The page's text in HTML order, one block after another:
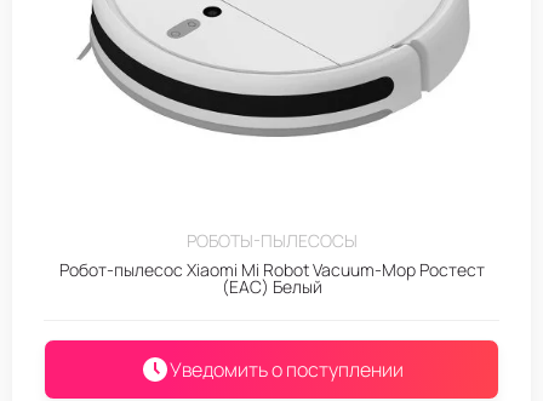
РОБОТЫ-ПЫЛЕСОСЫ
Робот-пылесос Xiaomi Mi Robot Vacuum-Mop Ростест
(EAC) Белый
Уведомить о поступлении